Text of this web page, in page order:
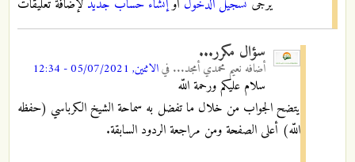
يرجى تسجيل الدخول أوإنشاء حساب جديد لإضافة تعليقات
سؤال مكرر...
أضافه نعيم محمدي أمجد... فيالاثنين, 05/07/2021 - 12:34
سلام عليكم ورحمة اللّه
يتضح الجواب من خلال ما تفضل به سماحة الشيخ الكرباسي (حفظه
اللّه) أعلى الصفحة ومن مراجعة الردود السابقة.